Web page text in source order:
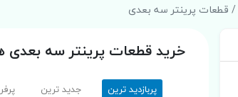
/ قطعات پرینتر سه بعدی
خرید قطعات پرینتر سه بعدی
پربازدید ترین جدید ترین